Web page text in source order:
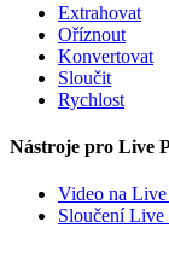
Extrahovat
Oříznout
Konvertovat
Sloučit
Rychlost
Nástroje pro Live
Video na
Sloučení Live